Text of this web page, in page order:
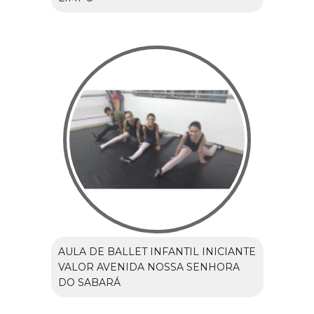
AULA DE BALLET INFANTIL INICIANTE
VALOR AVENIDA NOSSA SENHORA
DO SABARÁ